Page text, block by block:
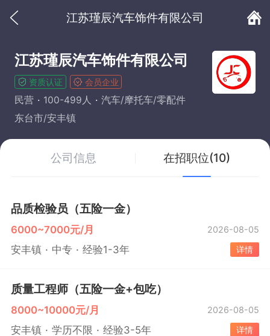
江苏瑾辰汽车饰件有限公司
江苏瑾辰汽车饰件有限公司
资质认证 会员企业
民营 100-499人
汽车/摩托车/零配件
东台市/安丰镇
公司信息 在招职位(10)
品质检验员（五险一金）
6000~7000元/月 2026-08-05
安丰镇 中专 经验1-3年 详情
质量工程师（五险一金+包吃）
8000~10000元/月 2026-08-05
安丰镇 学历不限 经验3-5年 详情